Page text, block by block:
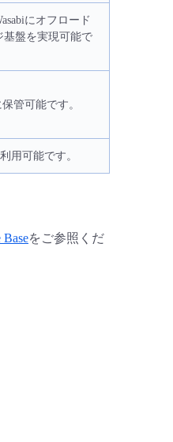
にオフロード
基盤を実現可能で
管可能です。
用可能です。
をご参照くだ